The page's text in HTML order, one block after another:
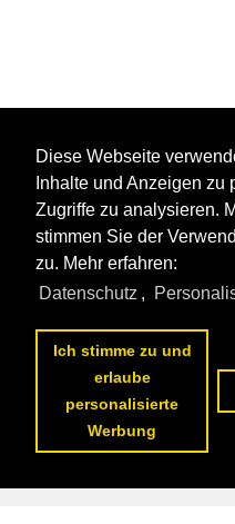
Diese Webseite
Inhalte und Anzeigen zu
Zugriffe zu analysieren.
stimmen Sie der
zu. Mehr erfahren:
Datenschutz ,
Ich stimme zu und
erlaube
personalisierte
Werbung